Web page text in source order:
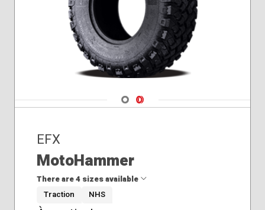
Navigate 1
Navigate 2
EFX
MotoHammer
There are 4 sizes available
Traction NHS